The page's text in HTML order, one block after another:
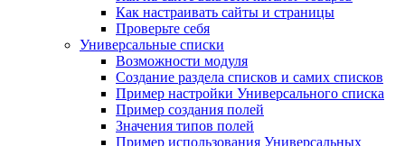
Как настраивать сайты и страницы
Проверьте себя
Универсальные списки
Возможности модуля
Создание раздела списков и самих списков
Пример настройки Универсального списка
Пример создания полей
Значения типов полей
Пример использования Универсальных